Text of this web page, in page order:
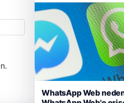
WhatsApp Web